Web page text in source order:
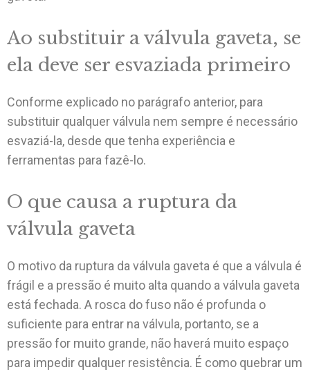
Ao substituir a válvula gaveta, se
ela deve ser esvaziada primeiro
Conforme explicado no parágrafo anterior, para
substituir qualquer válvula nem sempre é necessário
esvaziá-la, desde que tenha experiência e
ferramentas para fazê-lo.
O que causa a ruptura da
válvula gaveta
O motivo da ruptura da válvula gaveta é que a válvula é
frágil e a pressão é muito alta quando a válvula gaveta
está fechada. A rosca do fuso não é profunda o
suficiente para entrar na válvula, portanto, se a
pressão for muito grande, não haverá muito espaço
para impedir qualquer resistência. É como quebrar um